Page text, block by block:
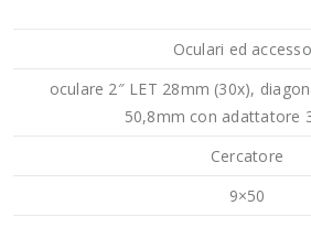
Oculari ed
oculare 2″ LET 28mm (30x),
50,8mm con adattatore
Cercatore
9×50